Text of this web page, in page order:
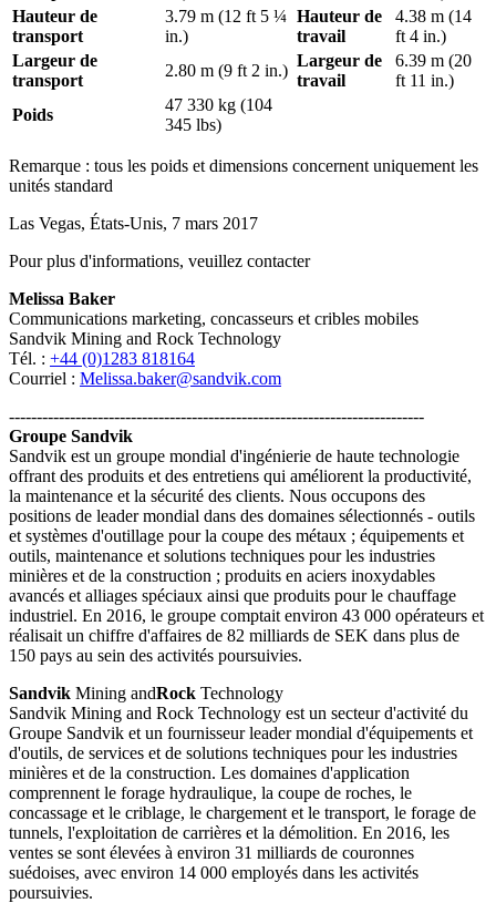
Hauteur de
transport
3.79 m (12 ft 5 ¼
in.)
Hauteur de
travail
4.38 m (14
ft 4 in.)
Largeur de
transport
2.80 m (9 ft 2 in.)
Largeur de
travail
6.39 m (20
ft 11 in.)
Poids
47 330 kg (104
345 lbs)
Remarque : tous les poids et dimensions concernent uniquement les
unités standard
Las Vegas, États-Unis, 7 mars 2017
Pour plus d'informations, veuillez contacter
Melissa Baker
Communications marketing, concasseurs et cribles mobiles
Sandvik Mining and Rock Technology
Tél. : +44 (0)1283 818164
Courriel : Melissa.baker@sandvik.com
---------------------------------------------------------------------------
Groupe Sandvik
Sandvik est un groupe mondial d'ingénierie de haute technologie
offrant des produits et des entretiens qui améliorent la productivité,
la maintenance et la sécurité des clients. Nous occupons des
positions de leader mondial dans des domaines sélectionnés - outils
et systèmes d'outillage pour la coupe des métaux ; équipements et
outils, maintenance et solutions techniques pour les industries
minières et de la construction ; produits en aciers inoxydables
avancés et alliages spéciaux ainsi que produits pour le chauffage
industriel. En 2016, le groupe comptait environ 43 000 opérateurs et
réalisait un chiffre d'affaires de 82 milliards de SEK dans plus de
150 pays au sein des activités poursuivies.
Sandvik Mining andRock Technology
Sandvik Mining and Rock Technology est un secteur d'activité du
Groupe Sandvik et un fournisseur leader mondial d'équipements et
d'outils, de services et de solutions techniques pour les industries
minières et de la construction. Les domaines d'application
comprennent le forage hydraulique, la coupe de roches, le
concassage et le criblage, le chargement et le transport, le forage de
tunnels, l'exploitation de carrières et la démolition. En 2016, les
ventes se sont élevées à environ 31 milliards de couronnes
suédoises, avec environ 14 000 employés dans les activités
poursuivies.